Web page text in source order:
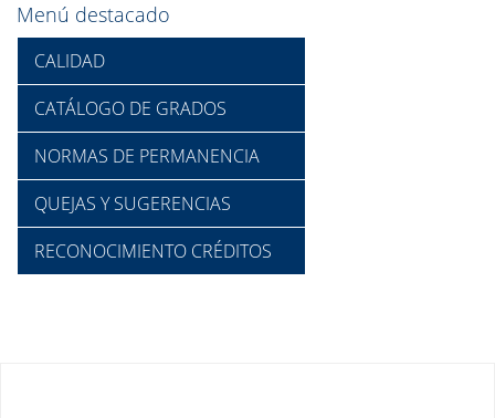
Menú destacado
CALIDAD
CATÁLOGO DE GRADOS
NORMAS DE PERMANENCIA
QUEJAS Y SUGERENCIAS
RECONOCIMIENTO CRÉDITOS